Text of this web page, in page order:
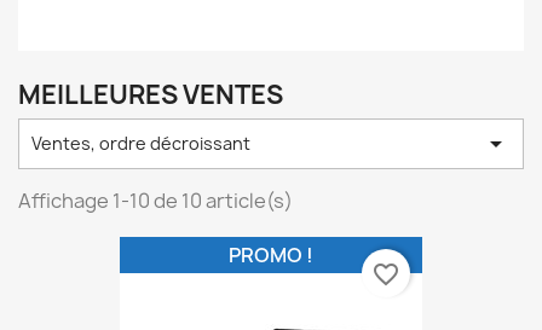
MEILLEURES VENTES
Ventes, ordre décroissant 
Affichage 1-10 de 10 article(s)
PROMO !
favorite_border